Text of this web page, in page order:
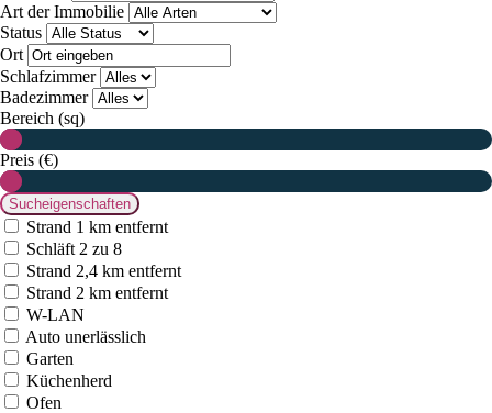
Art der Immobilie
Status
Ort
Schlafzimmer
Badezimmer
Bereich (sq)
Preis (€)
Strand 1 km entfernt
Schläft 2 zu 8
Strand 2,4 km entfernt
Strand 2 km entfernt
W-LAN
Auto unerlässlich
Garten
Küchenherd
Ofen